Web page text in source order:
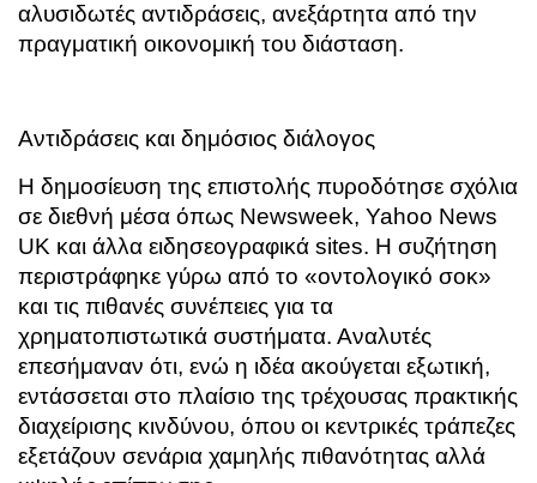
αλυσιδωτές αντιδράσεις, ανεξάρτητα από την
πραγματική οικονομική του διάσταση.
Αντιδράσεις και δημόσιος διάλογος
Η δημοσίευση της επιστολής πυροδότησε σχόλια
σε διεθνή μέσα όπως Newsweek, Yahoo News
UK και άλλα ειδησεογραφικά sites. Η συζήτηση
περιστράφηκε γύρω από το «οντολογικό σοκ»
και τις πιθανές συνέπειες για τα
χρηματοπιστωτικά συστήματα. Αναλυτές
επεσήμαναν ότι, ενώ η ιδέα ακούγεται εξωτική,
εντάσσεται στο πλαίσιο της τρέχουσας πρακτικής
διαχείρισης κινδύνου, όπου οι κεντρικές τράπεζες
εξετάζουν σενάρια χαμηλής πιθανότητας αλλά